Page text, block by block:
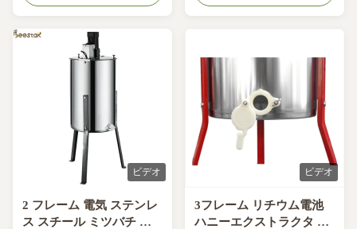
Stainless steel, 0.8mm thickness
inner basket 1. Add the 4 hinges
on the lid of the honey extractor
2. Change the plastic honey ...
ビデオ
2 フレーム 電気 ステンレ
ス スチール ミツバチ ミ
ビデオ
3フレーム リチウム電池
ハニーエクストラクタ ス